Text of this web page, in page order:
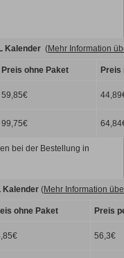
Kalender (Mehr Information
Preis ohne Paket Preis
59,85€
99,75€
bei der Bestellung in
Kalender (Mehr Information
ohne Paket Preis
56,3€